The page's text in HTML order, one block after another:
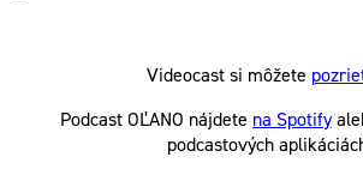
Videocast si môžete
Podcast OĽANO nájdete na Spotify
podcastových